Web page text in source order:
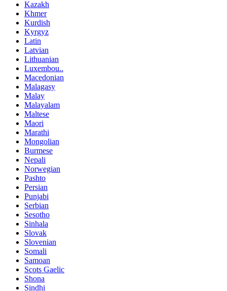
Kazakh
Khmer
Kurdish
Kyrgyz
Latin
Latvian
Lithuanian
Luxembou..
Macedonian
Malagasy
Malay
Malayalam
Maltese
Maori
Marathi
Mongolian
Burmese
Nepali
Norwegian
Pashto
Persian
Punjabi
Serbian
Sesotho
Sinhala
Slovak
Slovenian
Somali
Samoan
Scots Gaelic
Shona
Sindhi